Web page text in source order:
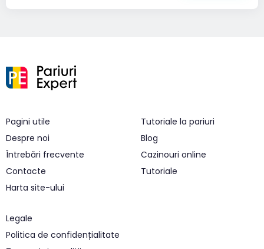
Pagini utile
Despre noi
Întrebări frecvente
Contacte
Harta site-ului
Tutoriale la pariuri
Blog
Cazinouri online
Tutoriale
Legale
Politica de confidențialitate